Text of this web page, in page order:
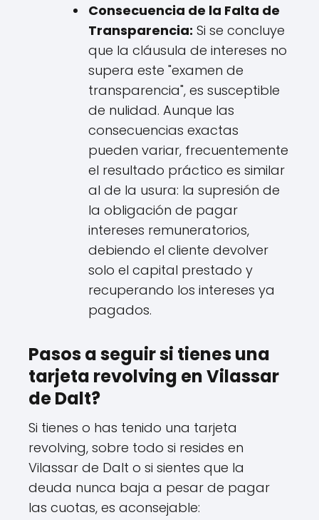
Consecuencia de la Falta de
Transparencia: Si se concluye
que la cláusula de intereses no
supera este "examen de
transparencia", es susceptible
de nulidad. Aunque las
consecuencias exactas
pueden variar, frecuentemente
el resultado práctico es similar
al de la usura: la supresión de
la obligación de pagar
intereses remuneratorios,
debiendo el cliente devolver
solo el capital prestado y
recuperando los intereses ya
pagados.
Pasos a seguir si tienes una
tarjeta revolving en Vilassar
de Dalt?
Si tienes o has tenido una tarjeta
revolving, sobre todo si resides en
Vilassar de Dalt o si sientes que la
deuda nunca baja a pesar de pagar
las cuotas, es aconsejable: